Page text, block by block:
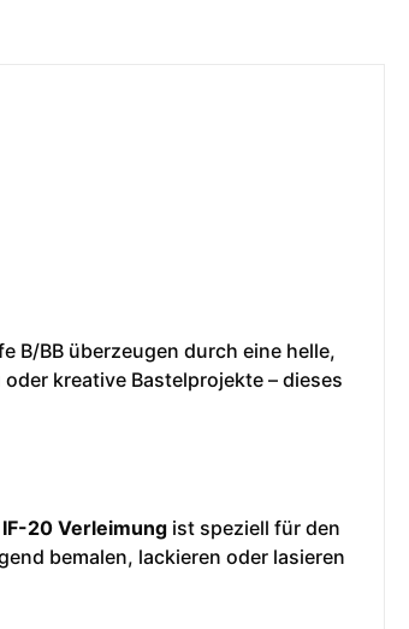
B/BB überzeugen durch eine helle,
kreative Bastelprojekte – dieses
IF-20 Verleimung ist speziell für den
bemalen, lackieren oder lasieren